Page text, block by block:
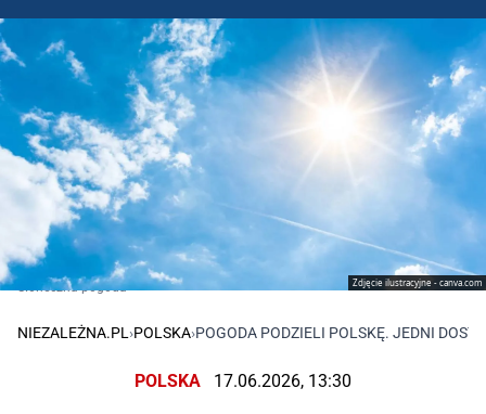
Zdjęcie ilustracyjne - canva.com
Słoneczna pogoda
NIEZALEŻNA.PL ›POLSKA›POGODA PODZIELI POLSKĘ. JEDNI
POLSKA 17.06.2026, 13:30